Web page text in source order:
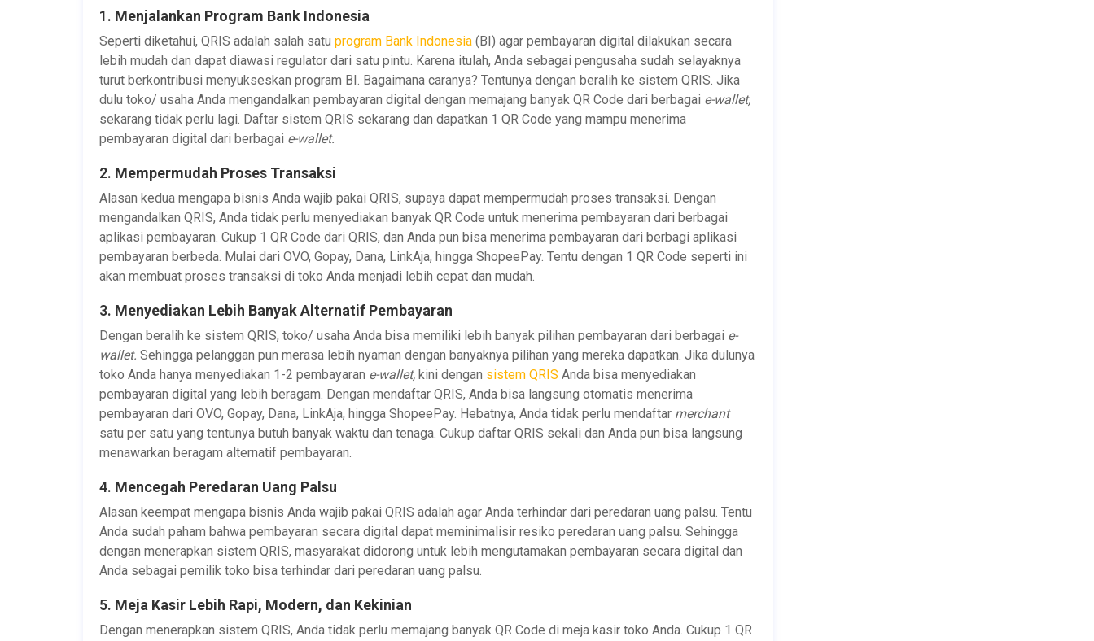
1. Menjalankan Program Bank Indonesia
Seperti diketahui, QRIS adalah salah satu program Bank Indonesia (BI) agar pembayaran digital dilakukan secara
lebih mudah dan dapat diawasi regulator dari satu pintu. Karena itulah, Anda sebagai pengusaha sudah selayaknya
turut berkontribusi menyukseskan program BI. Bagaimana caranya? Tentunya dengan beralih ke sistem QRIS. Jika
dulu toko/ usaha Anda mengandalkan pembayaran digital dengan memajang banyak QR Code dari berbagai e-wallet,
sekarang tidak perlu lagi. Daftar sistem QRIS sekarang dan dapatkan 1 QR Code yang mampu menerima
pembayaran digital dari berbagai e-wallet.
2. Mempermudah Proses Transaksi
Alasan kedua mengapa bisnis Anda wajib pakai QRIS, supaya dapat mempermudah proses transaksi. Dengan
mengandalkan QRIS, Anda tidak perlu menyediakan banyak QR Code untuk menerima pembayaran dari berbagai
aplikasi pembayaran. Cukup 1 QR Code dari QRIS, dan Anda pun bisa menerima pembayaran dari berbagi aplikasi
pembayaran berbeda. Mulai dari OVO, Gopay, Dana, LinkAja, hingga ShopeePay. Tentu dengan 1 QR Code seperti ini
akan membuat proses transaksi di toko Anda menjadi lebih cepat dan mudah.
3. Menyediakan Lebih Banyak Alternatif Pembayaran
Dengan beralih ke sistem QRIS, toko/ usaha Anda bisa memiliki lebih banyak pilihan pembayaran dari berbagai e-
wallet. Sehingga pelanggan pun merasa lebih nyaman dengan banyaknya pilihan yang mereka dapatkan. Jika dulunya
toko Anda hanya menyediakan 1-2 pembayaran e-wallet, kini dengan sistem QRIS Anda bisa menyediakan
pembayaran digital yang lebih beragam. Dengan mendaftar QRIS, Anda bisa langsung otomatis menerima
pembayaran dari OVO, Gopay, Dana, LinkAja, hingga ShopeePay. Hebatnya, Anda tidak perlu mendaftar merchant
satu per satu yang tentunya butuh banyak waktu dan tenaga. Cukup daftar QRIS sekali dan Anda pun bisa langsung
menawarkan beragam alternatif pembayaran.
4. Mencegah Peredaran Uang Palsu
Alasan keempat mengapa bisnis Anda wajib pakai QRIS adalah agar Anda terhindar dari peredaran uang palsu. Tentu
Anda sudah paham bahwa pembayaran secara digital dapat meminimalisir resiko peredaran uang palsu. Sehingga
dengan menerapkan sistem QRIS, masyarakat didorong untuk lebih mengutamakan pembayaran secara digital dan
Anda sebagai pemilik toko bisa terhindar dari peredaran uang palsu.
5. Meja Kasir Lebih Rapi, Modern, dan Kekinian
Dengan menerapkan sistem QRIS, Anda tidak perlu memajang banyak QR Code di meja kasir toko Anda. Cukup 1 QR